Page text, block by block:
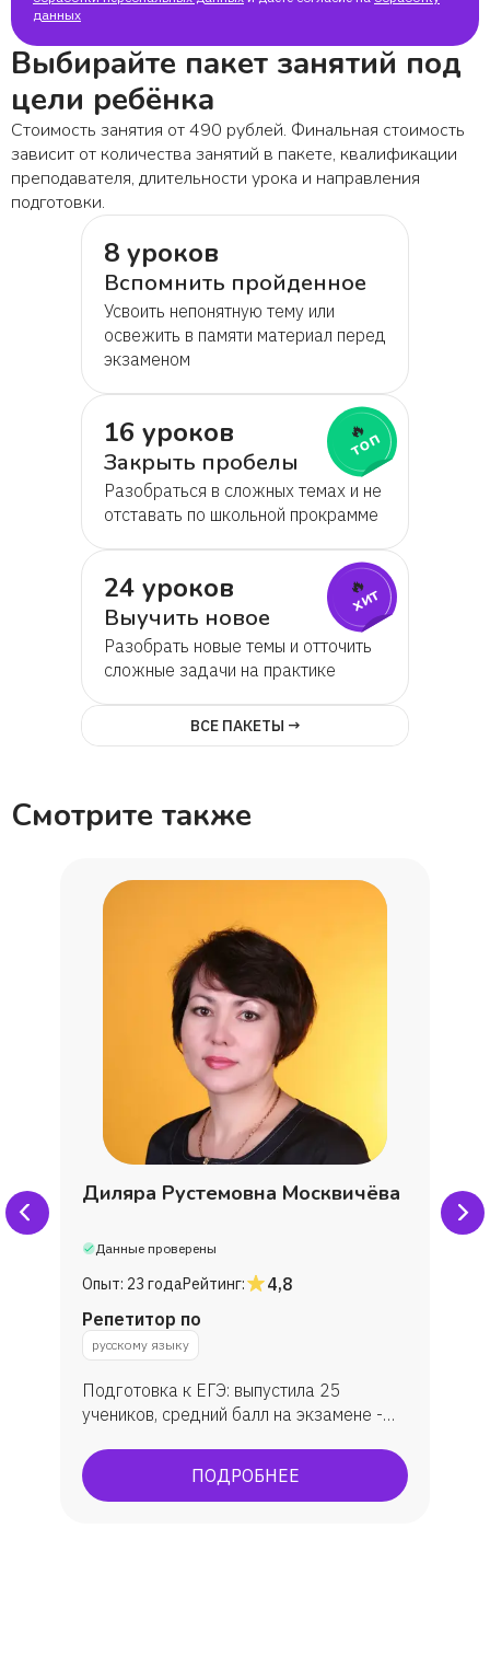
данных
Выбирайте пакет занятий под
цели ребёнка
Стоимость занятия от 490 рублей. Финальная стоимость
зависит от количества занятий в пакете, квалификации
преподавателя, длительности урока и направления
подготовки.
8 уроков
Вспомнить пройденное
Усвоить непонятную тему или
освежить в памяти материал перед
экзаменом
16 уроков
Закрыть пробелы
Разобраться в сложных темах и не
отставать по школьной прокрамме
🔥
топ
24 уроков
Выучить новое
Разобрать новые темы и отточить
сложные задачи на практике
🔥
хит
ВСЕ ПАКЕТЫ →
Смотрите также
Диляра Рустемовна Москвичёва
Данные проверены
Опыт: 23 годаРейтинг:
4,8
Репетитор по
русскому языку
Подготовка к ЕГЭ: выпустила 25
учеников, средний балл на экзамене -
учениками, средняя оценка - 4.
Подготовка к олимпиадам:
ПОДРОБНЕЕ